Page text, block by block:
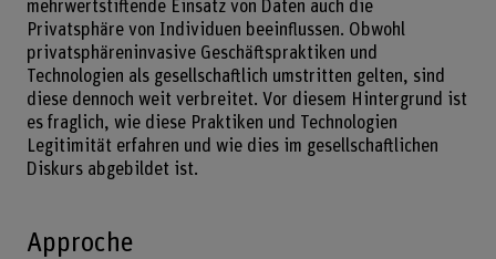
mehrwertstiftende Einsatz von Daten auch die
Privatsphäre von Individuen beeinflussen. Obwohl
privatsphäreninvasive Geschäftspraktiken und
Technologien als gesellschaftlich umstritten gelten, sind
diese dennoch weit verbreitet. Vor diesem Hintergrund ist
es fraglich, wie diese Praktiken und Technologien
Legitimität erfahren und wie dies im gesellschaftlichen
Diskurs abgebildet ist.
Approche